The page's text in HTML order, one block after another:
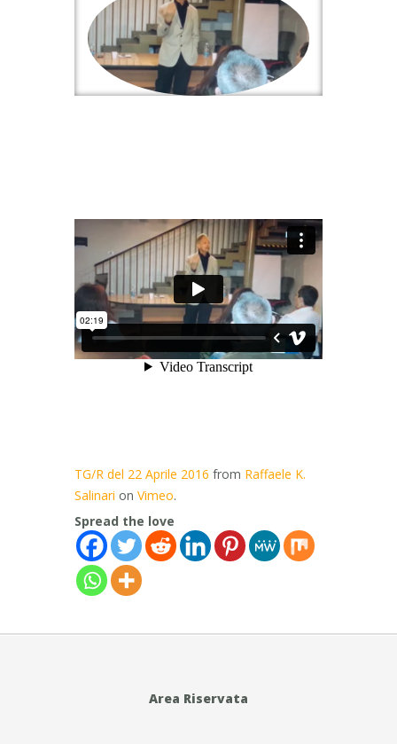
TG/R del 22 Aprile 2016 from Raffaele K.
Salinari on Vimeo.
Spread the love
Area Riservata